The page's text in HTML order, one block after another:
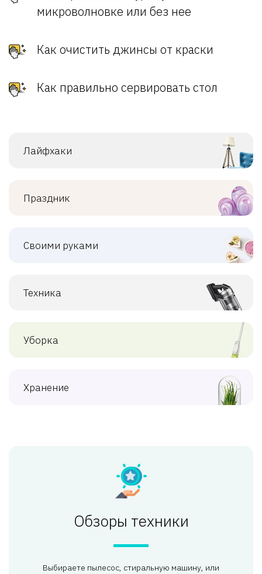
микроволновке или без нее
Как очистить джинсы от краски
Как правильно сервировать стол
Лайфхаки
Праздник
Своими руками
Техника
Уборка
Хранение
Обзоры техники
Выбираете пылесос, стиральную машину, или